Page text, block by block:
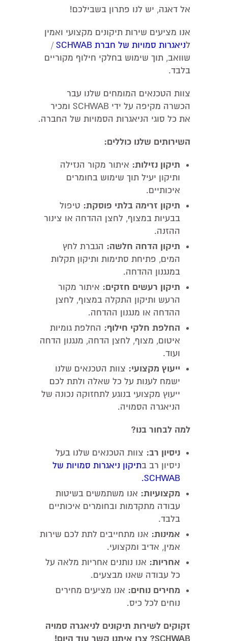
אל דאגה, יש לנו פתרון בשבילכם!
אנו מציעים שירות תיקונים מקצועי ואמין
לניאגרות סמויות של חברת SCHWAB
/
שוואב, תוך שימוש בחלקי חילוף מקוריים
בלבד.
צוות הטכנאים המומחים שלנו עבר
הכשרה מקיפה על ידי SCHWAB ומכיר
את כל סוגי הניאגרות הסמויות של החברה.
השירותים שלנו כוללים:
תיקון נזילות: איתור מקור הנזילה
ותיקון יעיל תוך שימוש בחומרים
איכותיים.
תיקון זרימה בלתי פוסקת: טיפול
בבעיות במצוף, לחצן ההדחה או צינור
ההזנה.
תיקון הדחה חלשה: הגברת לחץ
המים, פתיחת סתימות ותיקון תקלות
במנגנון ההדחה.
תיקון רעשים חזקים: איתור מקור
הרעש ותיקון התקלה במצוף, לחצן
ההדחה או מנגנון ההדחה.
החלפת חלקי חילוף: החלפת גומיות
איטום, מצוף, לחצן הדחה, מנגנון הדחה
ועוד.
ייעוץ מקצועי: צוות הטכנאים שלנו
ישמח לענות על כל שאלה ולתת לכם
ייעוץ מקצועי בנוגע לתחזוקה נכונה של
הניאגרה הסמויה.
למה לבחור בנו?
ניסיון רב: צוות הטכנאים שלנו בעל
ניסיון רב בתיקון ניאגרות סמויות של
SCHWAB.
מקצועיות: אנו משתמשים בשיטות
עבודה מתקדמות ובחומרים איכותיים
בלבד.
אמינות: אנו מתחייבים לתת לכם שירות
אמין, אדיב ומקצועי.
אחריות: אנו נותנים אחריות מלאה על
כל עבודה שאנו מבצעים.
מחירים נוחים: אנו מציעים מחירים
נוחים לכל כיס.
זקוקים לשירות תיקונים לניאגרה סמויה